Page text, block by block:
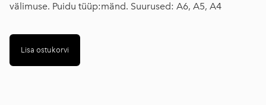
välimuse. Puidu tüüp:mänd. Suurused: A6, A5, A4
Lisa ostukorvi